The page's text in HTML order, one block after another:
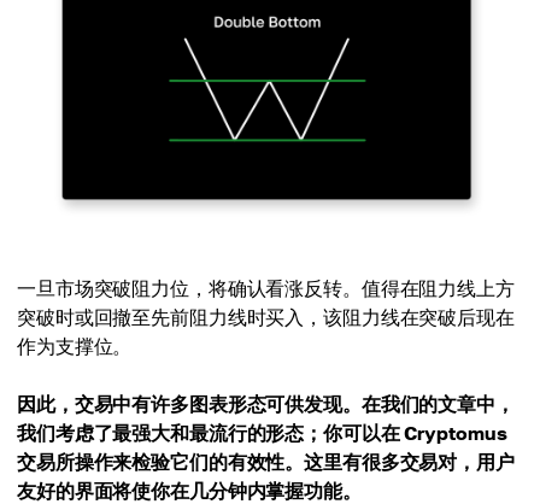
一旦市场突破阻力位，将确认看涨反转。值得在阻力线上方
突破时或回撤至先前阻力线时买入，该阻力线在突破后现在
作为支撑位。
因此，交易中有许多图表形态可供发现。在我们的文章中，
我们考虑了最强大和最流行的形态；你可以在 Cryptomus
交易所操作来检验它们的有效性。这里有很多交易对，用户
友好的界面将使你在几分钟内掌握功能。